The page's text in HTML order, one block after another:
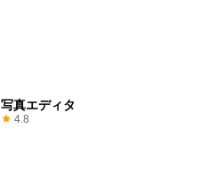
写真エディタ
4.8